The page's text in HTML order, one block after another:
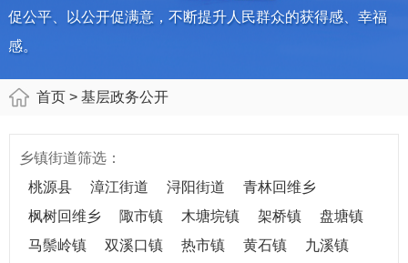
促公平、以公开促满意，不断提升人民群众的获得感、幸福
感。
首页 > 基层政务公开
乡镇街道筛选：
桃源县
漳江街道 浔阳街道
青林回维乡
枫树回维乡
陬市镇 木塘垸镇 架桥镇
盘塘镇
马鬃岭镇
双溪口镇 热市镇 黄石镇
九溪镇